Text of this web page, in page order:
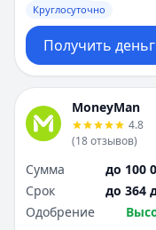
Круглосуточно
Получить
MoneyMan
4.8
(18отзывов)
Сумма
до 100
Срок
до 364
Одобрение